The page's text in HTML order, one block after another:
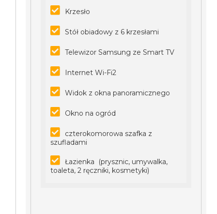
Krzesło
Stół obiadowy z 6 krzesłami
Telewizor Samsung ze Smart TV
Internet Wi-Fi2
Widok z okna panoramicznego
Okno na ogród
czterokomorowa szafka z
szufladami
Łazienka (prysznic, umywalka,
toaleta, 2 ręczniki, kosmetyki)